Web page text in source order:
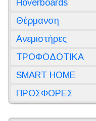
Hoverboards
Θέρμανση
Ανεμιστήρες
ΤΡΟΦΟΔΟΤΙΚΑ
SMART HOME
ΠΡΟΣΦΟΡΕΣ